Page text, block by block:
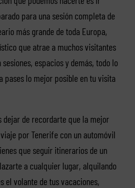
para una sesión completa de
más grande de toda Europa,
que atrae a muchos visitantes
espacios y demás, todo lo
pases lo mejor posible en tu visita
dejar de recordarte que la mejor
por Tenerife con un automóvil
que seguir itinerarios de un
a cualquier lugar, alquilando
el volante de tus vacaciones,